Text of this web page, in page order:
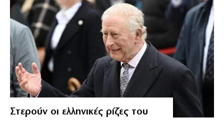
Στερούν οι ελληνικές ρίζες του